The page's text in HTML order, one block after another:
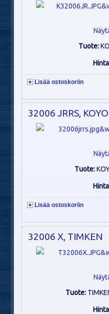
Tuote:
Lisää ostoskoriin
32006 JRRS, KOYO
Tuote:
Lisää ostoskoriin
32006 X, TIMKEN
Tuote: